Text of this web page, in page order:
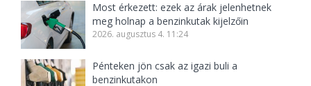
Most érkezett: ezek az árak jelenhetnek
meg holnap a benzinkutak kijelzőin
2026. augusztus 4. 11:24
Pénteken jön csak az igazi buli a
benzinkutakon